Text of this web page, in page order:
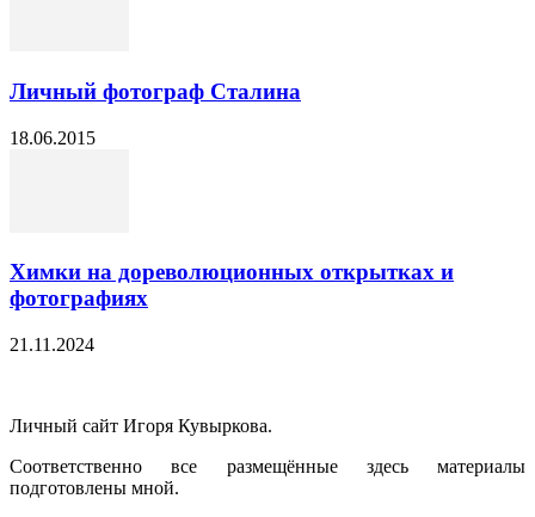
Личный фотограф Сталина
18.06.2015
Химки на дореволюционных открытках и
фотографиях
21.11.2024
Личный сайт Игоря Кувыркова.
Соответственно все размещённые здесь материалы
подготовлены мной.